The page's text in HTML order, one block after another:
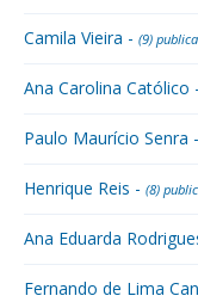
Camila Vieira - (9)
Ana Carolina Católico -
Paulo Maurício Senra -
Henrique Reis - (8)
Ana Eduarda
Fernando de Lima